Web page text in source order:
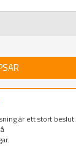
är ett stort beslut.